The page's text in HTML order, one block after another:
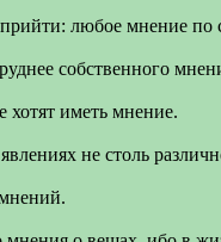
любое мнение по
собственного
иметь мнение.
не столь